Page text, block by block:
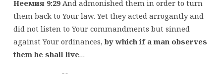
Неемия 9:29And admonished them in order to turn
them back to Your law. Yet they acted arrogantly and
did not listen to Your commandments but sinned
against Your ordinances,by which if a man observes
them he shall live…